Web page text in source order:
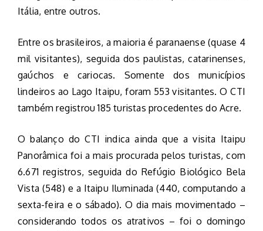
Itália, entre outros.
Entre os brasileiros, a maioria é paranaense (quase 4
mil visitantes), seguida dos paulistas, catarinenses,
gaúchos e cariocas. Somente dos municípios
lindeiros ao Lago Itaipu, foram 553 visitantes. O CTI
também registrou 185 turistas procedentes do Acre.
O balanço do CTI indica ainda que a visita Itaipu
Panorâmica foi a mais procurada pelos turistas, com
6.671 registros, seguida do Refúgio Biológico Bela
Vista (548) e a Itaipu Iluminada (440, computando a
sexta-feira e o sábado). O dia mais movimentado –
considerando todos os atrativos – foi o domingo